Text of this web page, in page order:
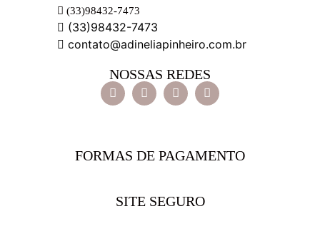
(33)98432-7473
(33)98432-7473
contato@adineliapinheiro.com.br
NOSSAS REDES
FORMAS DE PAGAMENTO
SITE SEGURO